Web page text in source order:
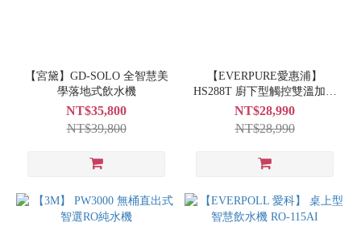
【宮黛】GD-SOLO 全智慧美
學落地式飲水機
NT$35,800
NT$39,800
【EVERPURE愛惠浦】
HS288T 廚下型觸控雙溫加熱
系統
NT$28,990
NT$28,990